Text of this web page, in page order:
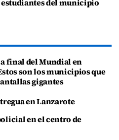
estudiantes del municipio
final del Mundial en
son los municipios que
gigantes
en Lanzarote
en el centro de